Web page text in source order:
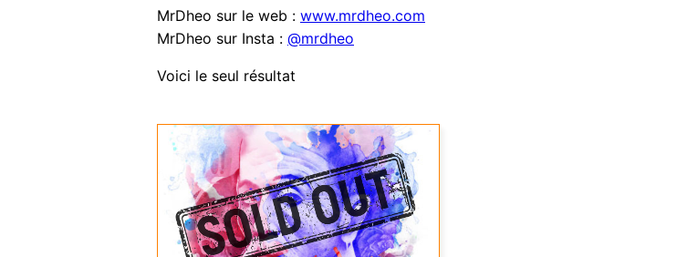
MrDheo sur le web : www.mrdheo.com
MrDheo sur Insta : @mrdheo
Voici le seul résultat